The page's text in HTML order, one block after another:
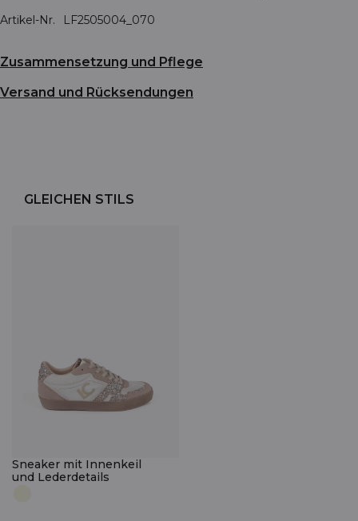
Artikel-Nr.
LF2505004_070
Zusammensetzung und Pflege
Versand und Rücksendungen
GLEICHEN STILS
Sneaker mit Innenkeil
und Lederdetails